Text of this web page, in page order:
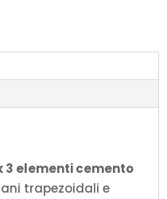
3 elementi cemento
trapezoidali e